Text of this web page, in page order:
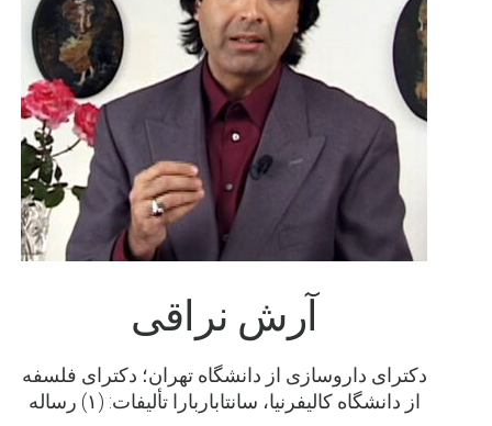
آرش نراقی
دکترای داروسازی از دانشگاه تهران؛ دکترای فلسفه
از دانشگاه کالیفرنیا، سانتاباربارا تألیفات: (۱) رساله